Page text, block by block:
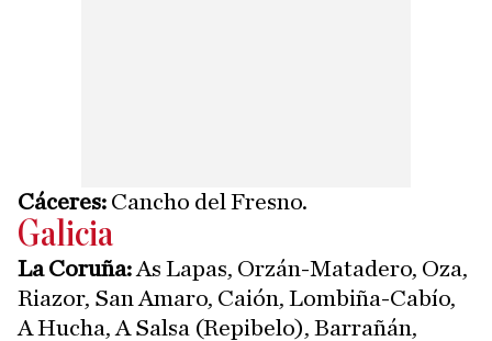
Cáceres: Cancho del Fresno.
Galicia
La Coruña: As Lapas, Orzán-Matadero, Oza,
Riazor, San Amaro, Caión, Lombiña-Cabío,
A Hucha, A Salsa (Repibelo), Barrañán,